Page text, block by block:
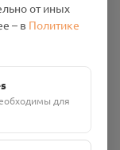
«Смоленский
р-н
пом. 18
"АЛЬФА-БАНК"
от иных
– в Политике
для